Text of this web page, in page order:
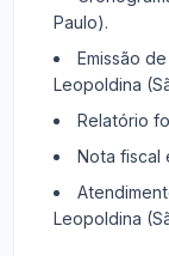
Paulo).
Emissão de
Leopoldina
Relatório
Nota fiscal
Leopoldina